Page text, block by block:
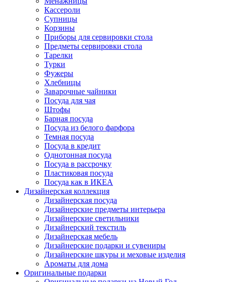
Кассероли
Супницы
Корзины
Приборы для сервировки стола
Предметы сервировки стола
Тарелки
Турки
Фужеры
Хлебницы
Заварочные чайники
Посуда для чая
Штофы
Барная посуда
Посуда из белого фарфора
Темная посуда
Посуда в кредит
Однотонная посуда
Посуда в рассрочку
Пластиковая посуда
Посуда как в ИКЕА
Дизайнерская коллекция
Дизайнерская посуда
Дизайнерские предметы интерьера
Дизайнерские светильники
Дизайнерский текстиль
Дизайнерская мебель
Дизайнерские подарки и сувениры
Дизайнерские шкуры и меховые изделия
Ароматы для дома
Оригинальные подарки